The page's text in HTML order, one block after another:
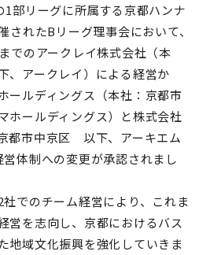
部リーグに所属する京都ハンナ
されたBリーグ理事会において、
でのアークレイ株式会社（本
アークレイ）による経営か
ールディングス（本社：京都市
ールディングス）と株式会社
都市中京区 以下、アーキエム
体制への変更が承認されまし
でのチーム経営により、これま
営を志向し、京都におけるバス
地域文化振興を強化していきま